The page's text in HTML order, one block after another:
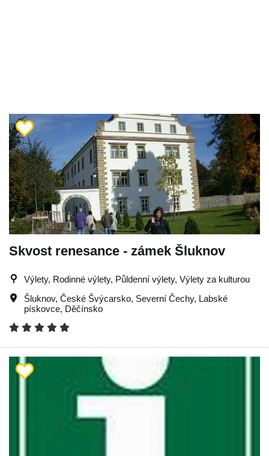
Skvost renesance - zámek Šluknov
Výlety, Rodinné výlety, Půldenní výlety, Výlety za kulturou
Šluknov, České Švýcarsko, Severní Čechy, Labské
pískovce, Děčínsko